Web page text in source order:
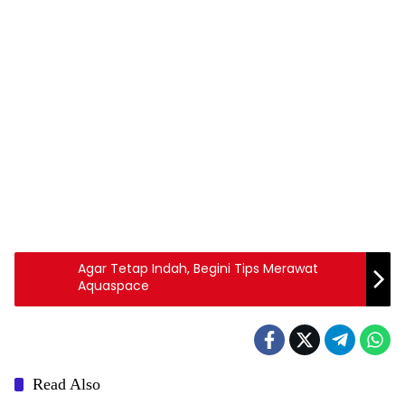
Agar Tetap Indah, Begini Tips Merawat
Aquaspace
Read Also